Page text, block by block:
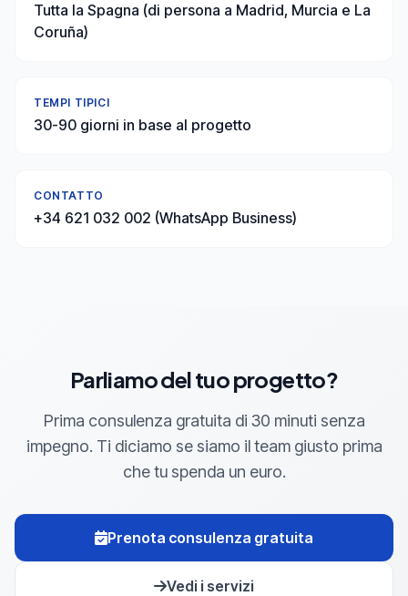
Tutta la Spagna (di persona a Madrid, Murcia e La
Coruña)
TEMPI TIPICI
30-90 giorni in base al progetto
CONTATTO
+34 621 032 002 (WhatsApp Business)
Parliamo del tuo progetto?
Prima consulenza gratuita di 30 minuti senza
impegno. Ti diciamo se siamo il team giusto prima
che tu spenda un euro.
Prenota consulenza gratuita
Vedi i servizi